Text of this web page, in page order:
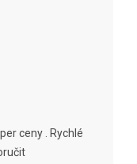
ceny . Rychlé